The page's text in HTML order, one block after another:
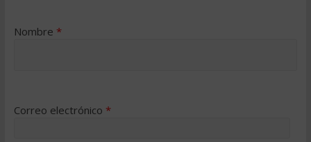
Nombre *
Correo electrónico *